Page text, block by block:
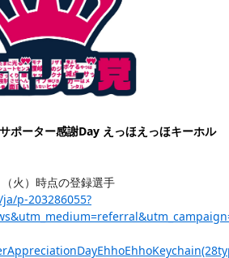
ポーター感謝Day えっほえっほキーホル
火）時点の登録選手
p-203286055?